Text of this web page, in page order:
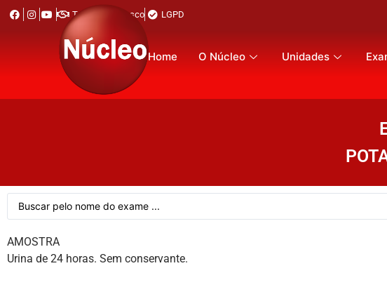
Trabalhe Conosco LGPD
Home O Núcleo Unidades
AMOSTRA
Urina de 24 horas. Sem conservante.